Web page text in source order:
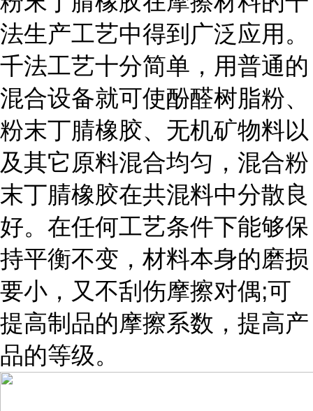
法生产工艺中得到广泛应用。
千法工艺十分简单，用普通的
混合设备就可使酚醛树脂粉、
粉末丁腈橡胶、无机矿物料以
及其它原料混合均匀，混合粉
末丁腈橡胶在共混料中分散良
好。在任何工艺条件下能够保
持平衡不变，材料本身的磨损
要小，又不刮伤摩擦对偶;可
提高制品的摩擦系数，提高产
品的等级。